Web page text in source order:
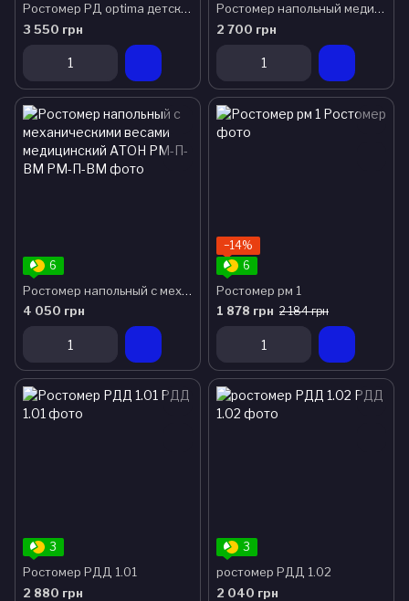
Ростомер РД optima детский ТМ Омега
3 550 грн
Ростомер напольный медицинский АТОН РМ-П
2 700 грн
6
Ростомер напольный с механическими весами медицинский АТОН РМ-П-ВМ
4 050 грн
−14%
6
Ростомер рм 1
1 878 грн 2 184 грн
3
Ростомер РДД 1.01
2 880 грн
3
ростомер РДД 1.02
2 040 грн